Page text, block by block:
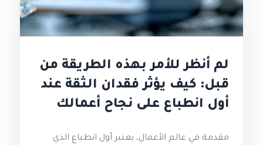
لم أنظر للأمر بهذه الطريقة من
قبل: كيف يؤثر فقدان الثقة عند
أول انطباع على نجاح أعمالك
مقدمة في عالم الأعمال، يعتبر أول انطباع الذي